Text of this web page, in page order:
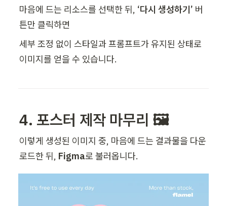
마음에 드는 리소스를 선택한 뒤, ‘다시 생성하기’ 버
튼만 클릭하면
세부 조정 없이 스타일과 프롬프트가 유지된 상태로
이미지를 얻을 수 있습니다.
4. 포스터 제작 마무리 🖼️
이렇게 생성된 이미지 중, 마음에 드는 결과물을 다운
로드한 뒤, Figma로 불러옵니다.